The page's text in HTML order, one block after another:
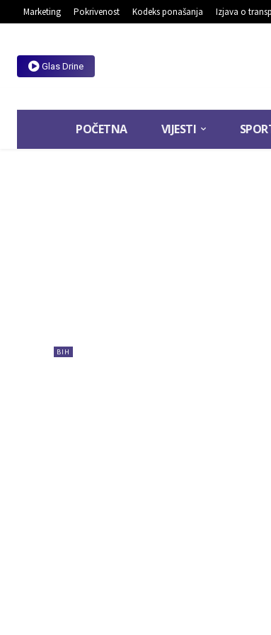
Marketing Pokrivenost Kodeks ponašanja Izjava o
Glas Drine
POČETNA VIJESTI
BIH